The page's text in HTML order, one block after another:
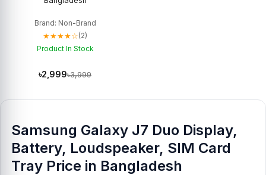
Brand: Non-Brand
★★★★☆(2)
Product In Stock
৳2,999৳3,999
Samsung Galaxy J7 Duo Display,
Battery, Loudspeaker, SIM Card
Tray Price in Bangladesh